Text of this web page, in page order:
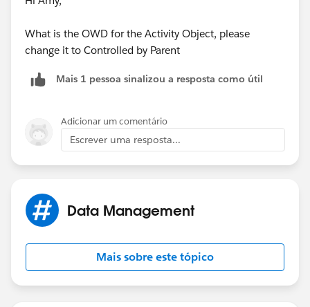
What is the OWD for the Activity Object, please
change it to Controlled by Parent
Mais 1 pessoa sinalizou a resposta como útil
Adicionar um comentário
Escrever uma resposta...
Data Management
Mais sobre este tópico